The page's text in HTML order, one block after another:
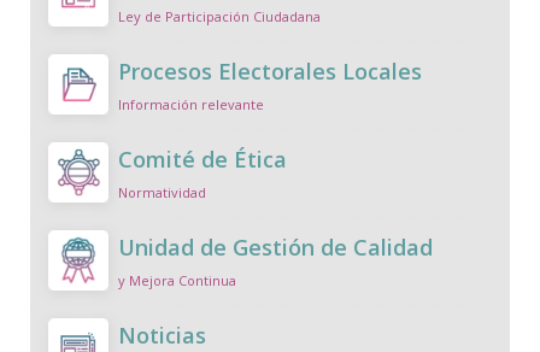
Ley de Participación Ciudadana
Procesos Electorales Locales
Información relevante
Comité de Ética
Normatividad
Unidad de Gestión de Calidad
y Mejora Continua
Noticias